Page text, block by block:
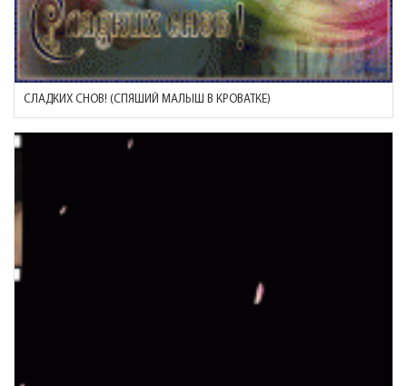
СЛАДКИХ СНОВ! (СПЯШИЙ МАЛЫШ В КРОВАТКЕ)